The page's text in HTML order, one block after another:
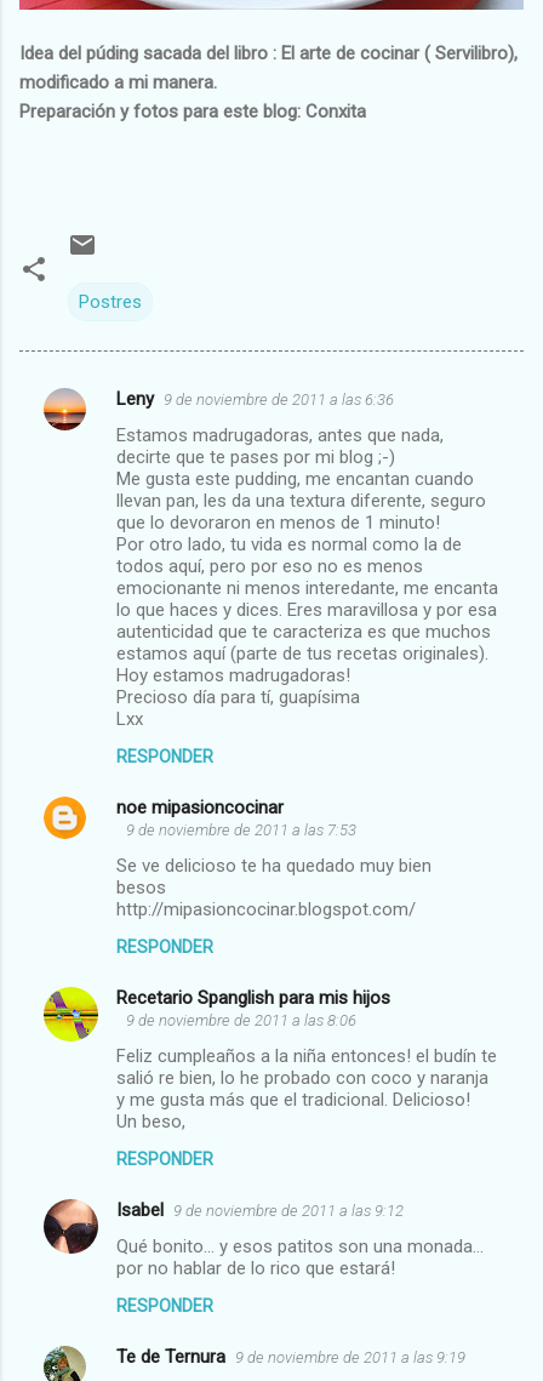
Idea del púding sacada del libro : El arte de cocinar ( Servilibro),
modificado a mi manera.
Preparación y fotos para este blog: Conxita
Postres
C
Leny 9 de noviembre de 2011 a las 6:36
Estamos madrugadoras, antes que nada,
decirte que te pases por mi blog ;-)
Me gusta este pudding, me encantan cuando
llevan pan, les da una textura diferente, seguro
que lo devoraron en menos de 1 minuto!
Por otro lado, tu vida es normal como la de
todos aquí, pero por eso no es menos
emocionante ni menos interedante, me encanta
lo que haces y dices. Eres maravillosa y por esa
autenticidad que te caracteriza es que muchos
estamos aquí (parte de tus recetas originales).
Hoy estamos madrugadoras!
Precioso día para tí, guapísima
Lxx
RESPONDER
noe mipasioncocinar
9 de noviembre de 2011 a las 7:53
Se ve delicioso te ha quedado muy bien
besos
http://mipasioncocinar.blogspot.com/
RESPONDER
Recetario Spanglish para mis hijos
9 de noviembre de 2011 a las 8:06
Feliz cumpleaños a la niña entonces! el budín te
salió re bien, lo he probado con coco y naranja
y me gusta más que el tradicional. Delicioso!
Un beso,
RESPONDER
Isabel 9 de noviembre de 2011 a las 9:12
Qué bonito... y esos patitos son una monada...
por no hablar de lo rico que estará!
RESPONDER
Te de Ternura 9 de noviembre de 2011 a las 9:19